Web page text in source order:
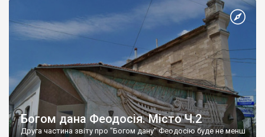
Богом дана Феодосія. Місто Ч.2
Друга частина звіту про "Богом дану" Феодосію буде не менш